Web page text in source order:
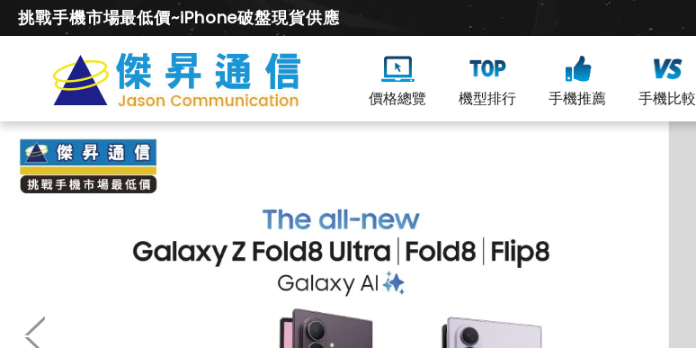
挑戰手機市場最低價~iPhone破盤現貨供應
價格總覽 機型排行 手機推薦 手機比較